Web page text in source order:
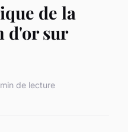
de la
d'or sur
de lecture